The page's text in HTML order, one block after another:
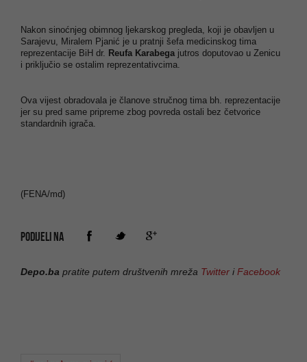
Nakon sinoćnjeg obimnog ljekarskog pregleda, koji je obavljen u
Sarajevu, Miralem Pjanić je u pratnji šefa medicinskog tima
reprezentacije BiH dr.
Reufa Karabega jutros doputovao u Zenicu
i priključio se ostalim reprezentativcima.
Ova vijest obradovala je članove stručnog tima bh. reprezentacije
jer su pred same pripreme zbog povreda ostali bez četvorice
standardnih igrača.
(FENA/md)
PODIJELI NA
Depo.ba pratite putem društvenih mreža Twitter iFacebook